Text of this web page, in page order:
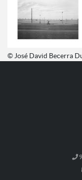
© José David Becerra